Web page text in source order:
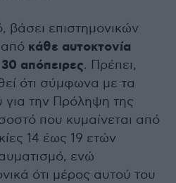
βάσει επιστημονικών
από κάθε αυτοκτονία
απόπειρες. Πρέπει,
ότι σύμφωνα με τα
για την Πρόληψη της
που κυμαίνεται από
14 έως 19 ετών
ενώ
ότι μέρος αυτού του